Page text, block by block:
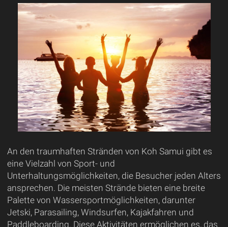
An den traumhaften Stränden von Koh Samui gibt es
eine Vielzahl von Sport- und
Unterhaltungsmöglichkeiten, die Besucher jeden Alters
ansprechen. Die meisten Strände bieten eine breite
Palette von Wassersportmöglichkeiten, darunter
Jetski, Parasailing, Windsurfen, Kajakfahren und
Paddleboarding. Diese Aktivitäten ermöglichen es, das